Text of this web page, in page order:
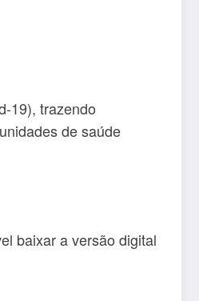
19), trazendo
de saúde
baixar a versão digital